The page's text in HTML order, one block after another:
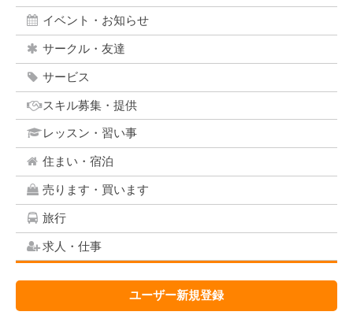
イベント・お知らせ
サークル・友達
サービス
スキル募集・提供
レッスン・習い事
住まい・宿泊
売ります・買います
旅行
求人・仕事
ユーザー新規登録